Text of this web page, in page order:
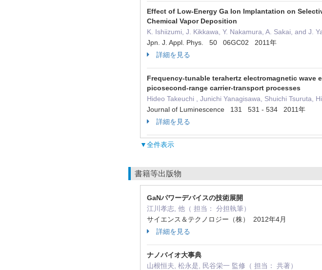
Effect of Low-Energy Ga Ion Implantation on
Chemical Vapor Deposition
K. Ishiizumi, J. Kikkawa, Y. Nakamura, A. Sakai, and J.
Jpn. J. Appl. Phys. 50 06GC02 2011年
詳細を見る
Frequency-tunable terahertz electromagnetic
picosecond-range carrier-transport processes
Hideo Takeuchi , Junichi Yanagisawa, Shuichi Tsuruta,
Journal of Luminescence 131 531 - 534 2011年
詳細を見る
▼全件表示
書籍等出版物
GaNパワーデバイスの技術展開
江川孝志, 他（ 担当： 分担執筆）
サイエンス＆テクノロジー（株） 2012年4月
詳細を見る
ナノバイオ大事典
山根恒夫, 松永是, 民谷栄一 監修（ 担当： 共著）